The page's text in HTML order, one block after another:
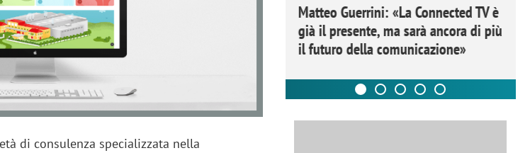
di consulenza specializzata nella
Matteo Guerrini: «La Connected TV è
già il presente, ma sarà ancora di più
il futuro della comunicazione»